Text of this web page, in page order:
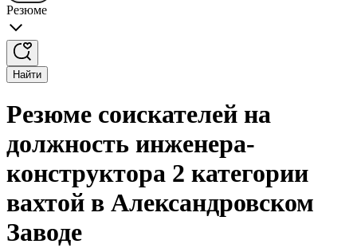
Резюме
Найти
Резюме соискателей на
должность инженера-
конструктора 2 категории
вахтой в Александровском
Заводе